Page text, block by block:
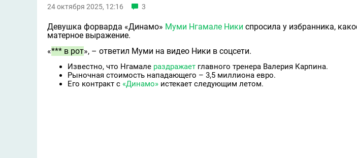
24 октября 2025, 12:16 3
Девушка форварда «Динамо» Муми Нгамале Ники спросила у избранника,
матерное выражение.
«*** в рот», – ответил Муми на видео Ники в соцсети.
Известно, что Нгамале раздражает главного тренера Валерия Карпина.
Рыночная стоимость нападающего – 3,5 миллиона евро.
Его контракт с «Динамо» истекает следующим летом.